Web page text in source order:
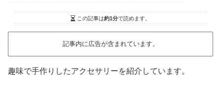
この記事は約1分で読めます。
記事内に広告が含まれています。
趣味で手作りしたアクセサリーを紹介しています。